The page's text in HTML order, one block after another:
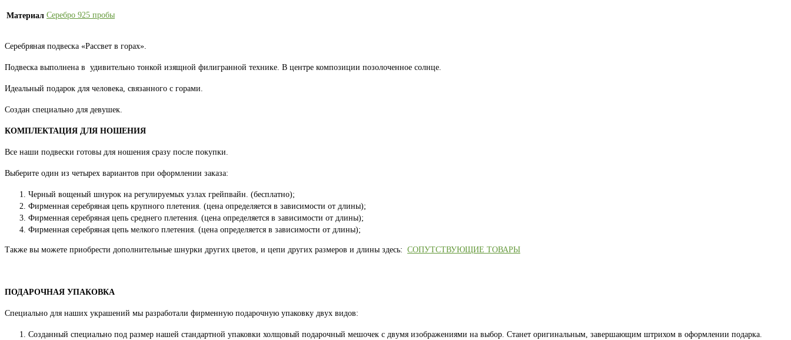
Материал Серебро 925 пробы
Серебряная подвеска «Рассвет в горах».
Подвеска выполнена в удивительно тонкой изящной филигранной технике. В центре композиции позолоченное солнце.
Идеальный подарок для человека, связанного с горами.
Создан специально для девушек.
КОМПЛЕКТАЦИЯ ДЛЯ НОШЕНИЯ
Все наши подвески готовы для ношения сразу после покупки.
Выберите один из четырех вариантов при оформлении заказа:
Черный вощеный шнурок на регулируемых узлах грейпвайн. (бесплатно);
Фирменная серебряная цепь крупного плетения. (цена определяется в зависимости от длины);
Фирменная серебряная цепь среднего плетения. (цена определяется в зависимости от длины);
Фирменная серебряная цепь мелкого плетения. (цена определяется в зависимости от длины);
Также вы можете приобрести дополнительные шнурки других цветов, и цепи других размеров и длины здесь: СОПУТСТВУЮЩИЕ ТОВАРЫ
ПОДАРОЧНАЯ УПАКОВКА
Специально для наших украшений мы разработали фирменную подарочную упаковку двух видов:
Созданный специально под размер нашей стандартной упаковки холщовый подарочный мешочек с двумя изображениями на выбор. Станет оригинальным, завершающим штрихом в оформлении подарка.